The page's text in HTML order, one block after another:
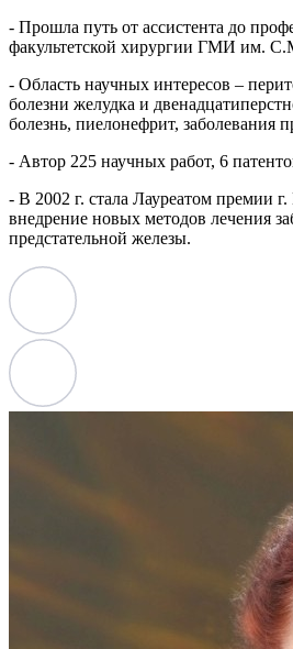
- Прошла путь от ассистента до
факультетской хирургии ГМИ им.
- Область научных интересов –
болезни желудка и
болезнь, пиелонефрит, заболевания
- Автор 225 научных работ, 6
- В 2002 г. стала Лауреатом премии
внедрение новых методов лечения
предстательной железы.